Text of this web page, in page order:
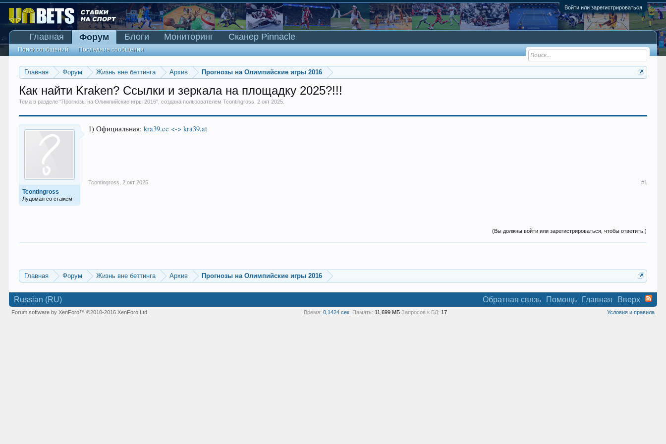
Войти или зарегистрироваться
Главная Форум Жизнь вне беттинга Архив Прогнозы на Олимпийские игры 2016
Как найти Kraken? Ссылки и зеркала на площадку 2025?!!!
Тема в разделе "Прогнозы на Олимпийские игры 2016", создана пользователемTcontingross ,2 окт 2025
Tcontingross
Лудоман со стажем
1) Официальная:kra39.cc <-> kra39.at
Tcontingross 2 окт 2025 #1
(Вы должны войти или зарегистрироваться, чтобы ответить.)
Главная Форум Жизнь вне беттинга Архив Прогнозы на Олимпийские игры 2016
Главная Форум
Поиск сообщений Последние сообщения
Блоги Мониторинг Сканер Pinnacle
Russian (RU) Обратная связь Помощь Главная Вверх
Условия и правила
Forum software by XenForo™©2010-2016 XenForo Ltd. Время: 0,1424 сек. Память: 11,699 МБ Запросов к БД: 17